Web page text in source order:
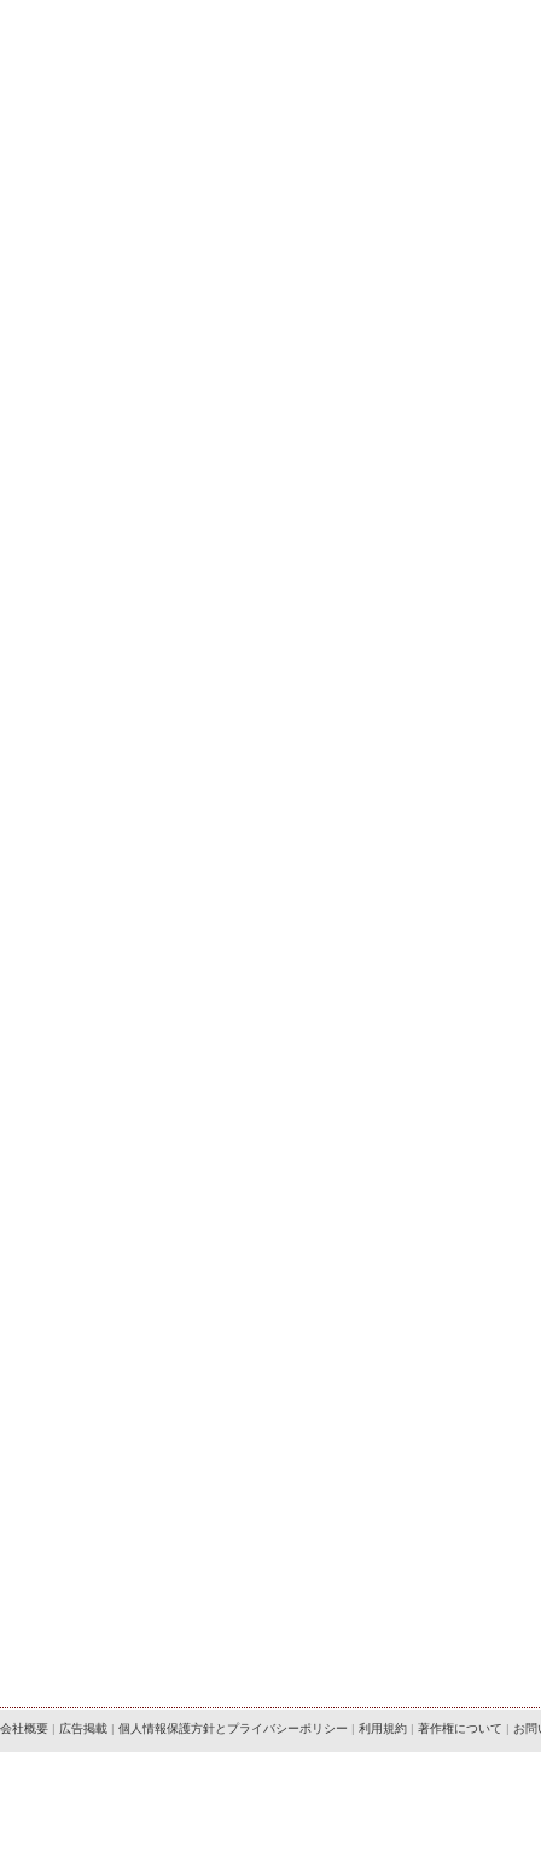
会社概要 | 広告掲載 | 個人情報保護方針とプライバシーポリシー | 利用規約 | 著作権について | お問